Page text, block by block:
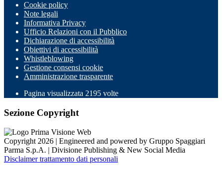
Cookie policy
Note legali
Informativa Privacy
Ufficio Relazioni con il Pubblico
Dichiarazione di accessibilità
Obiettivi di accessibilità
Whistleblowing
Gestione consensi cookie
Amministrazione trasparente
Pagina visualizzata 2195 volte
Sezione Copyright
Copyright 2026 | Engineered and powered by Gruppo Spaggiari
Parma S.p.A. | Divisione Publishing & New Social Media
Disclaimer trattamento dati personali